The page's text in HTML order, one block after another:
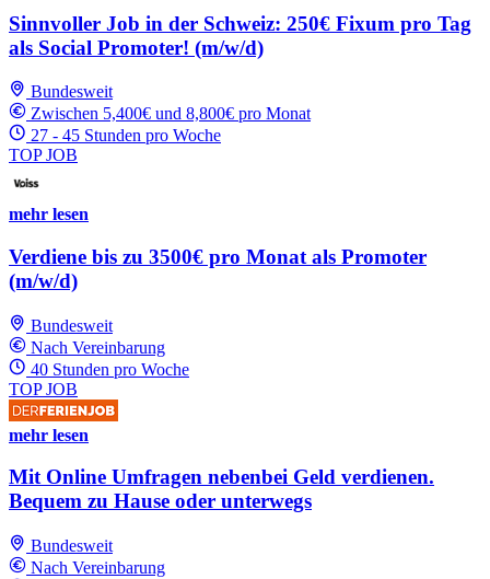
Sinnvoller Job in der Schweiz: 250€ Fixum pro Tag
als Social Promoter! (m/w/d)
Bundesweit
Zwischen 5,400€ und 8,800€ pro Monat
27 - 45 Stunden pro Woche
TOP JOB
mehr lesen
Verdiene bis zu 3500€ pro Monat als Promoter
(m/w/d)
Bundesweit
Nach Vereinbarung
40 Stunden pro Woche
TOP JOB
mehr lesen
Mit Online Umfragen nebenbei Geld verdienen.
Bequem zu Hause oder unterwegs
Bundesweit
Nach Vereinbarung